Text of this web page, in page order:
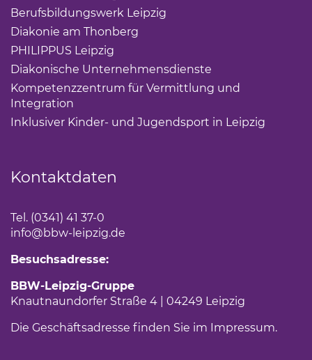
Berufsbildungswerk Leipzig
Diakonie am Thonberg
PHILIPPUS Leipzig
Diakonische Unternehmensdienste
Kompetenzzentrum für Vermittlung und
Integration
Inklusiver Kinder- und Jugendsport in Leipzig
Kontaktdaten
Tel. (0341) 41 37-0
info@bbw-leipzig.de
Besuchsadresse:
BBW-Leipzig-Gruppe
Knautnaundorfer Straße 4 | 04249 Leipzig
Die Geschäftsadresse finden Sie im Impressum.